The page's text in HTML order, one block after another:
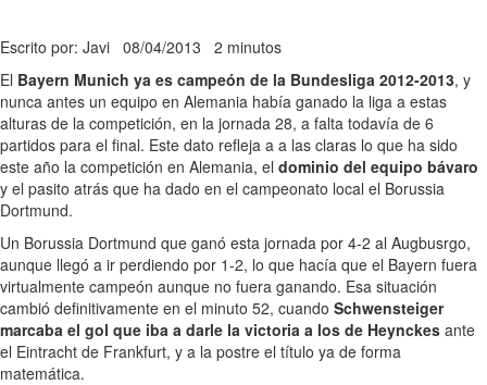
Escrito por: Javi 08/04/2013 2 minutos
El Bayern Munich ya es campeón de la Bundesliga 2012-2013, y
nunca antes un equipo en Alemania había ganado la liga a estas
alturas de la competición, en la jornada 28, a falta todavía de 6
partidos para el final. Este dato refleja a a las claras lo que ha sido
este año la competición en Alemania, el dominio del equipo bávaro
y el pasito atrás que ha dado en el campeonato local el Borussia
Dortmund.
Un Borussia Dortmund que ganó esta jornada por 4-2 al Augbusrgo,
aunque llegó a ir perdiendo por 1-2, lo que hacía que el Bayern fuera
virtualmente campeón aunque no fuera ganando. Esa situación
cambió definitivamente en el minuto 52, cuando Schwensteiger
marcaba el gol que iba a darle la victoria a los de Heynckes ante
el Eintracht de Frankfurt, y a la postre el título ya de forma
matemática.